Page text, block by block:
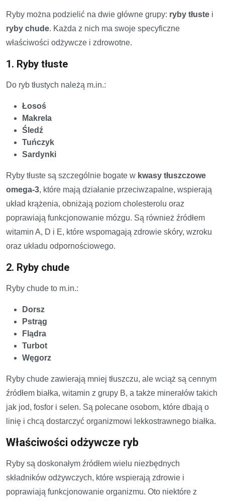
Ryby można podzielić na dwie główne grupy: ryby tłuste i
ryby chude. Każda z nich ma swoje specyficzne
właściwości odżywcze i zdrowotne.
1. Ryby tłuste
Do ryb tłustych należą m.in.:
Łosoś
Makrela
Śledź
Tuńczyk
Sardynki
Ryby tłuste są szczególnie bogate w kwasy tłuszczowe
omega-3, które mają działanie przeciwzapalne, wspierają
układ krążenia, obniżają poziom cholesterolu oraz
poprawiają funkcjonowanie mózgu. Są również źródłem
witamin A, D i E, które wspomagają zdrowie skóry, wzroku
oraz układu odpornościowego.
2. Ryby chude
Ryby chude to m.in.:
Dorsz
Pstrąg
Flądra
Turbot
Węgorz
Ryby chude zawierają mniej tłuszczu, ale wciąż są cennym
źródłem białka, witamin z grupy B, a także minerałów takich
jak jod, fosfor i selen. Są polecane osobom, które dbają o
linię i chcą dostarczyć organizmowi lekkostrawnego białka.
Właściwości odżywcze ryb
Ryby są doskonałym źródłem wielu niezbędnych
składników odżywczych, które wspierają zdrowie i
poprawiają funkcjonowanie organizmu. Oto niektóre z